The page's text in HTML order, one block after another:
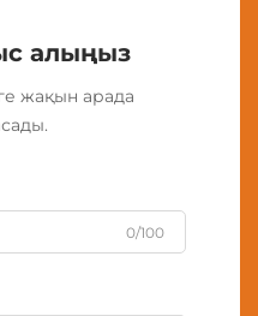
алыңыз
жақын арада
0/100